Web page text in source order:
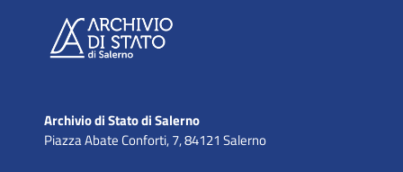
Archivio di Stato di Salerno
Piazza Abate Conforti, 7, 84121 Salerno